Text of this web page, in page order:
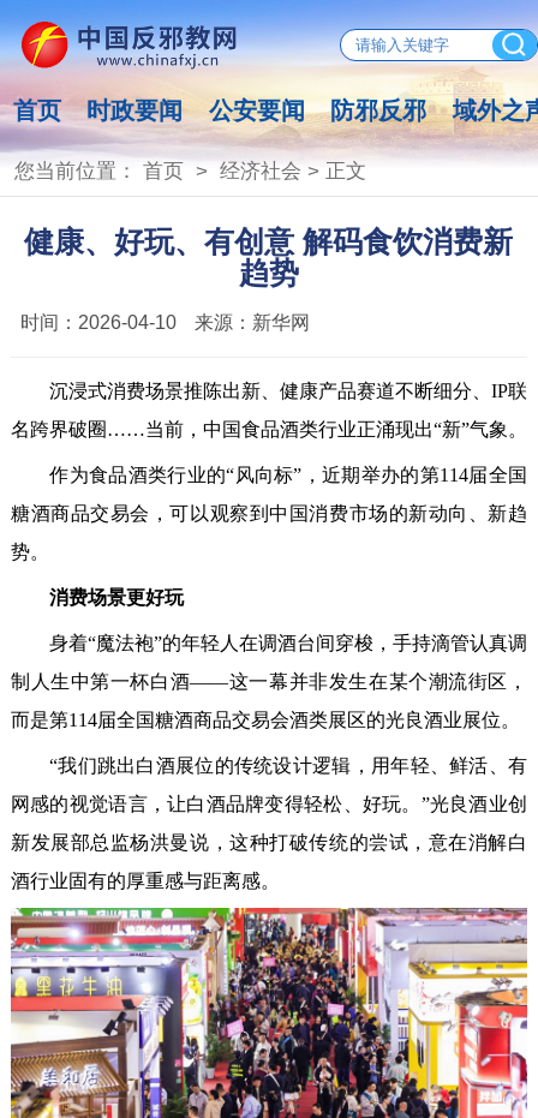
首页 时政要闻 公安要闻 防邪反邪 域外之
您当前位置： 首页> 经济社会 > 正文
健康、好玩、有创意 解码食饮消费新
趋势
时间： 2026-04-10 来源： 新华网
沉浸式消费场景推陈出新、健康产品赛道不断细分、IP联
名跨界破圈……当前，中国食品酒类行业正涌现出“新”气象。
作为食品酒类行业的“风向标”，近期举办的第114届全国
糖酒商品交易会，可以观察到中国消费市场的新动向、新趋
势。
消费场景更好玩
身着“魔法袍”的年轻人在调酒台间穿梭，手持滴管认真调
制人生中第一杯白酒——这一幕并非发生在某个潮流街区，
而是第114届全国糖酒商品交易会酒类展区的光良酒业展位。
“我们跳出白酒展位的传统设计逻辑，用年轻、鲜活、有
网感的视觉语言，让白酒品牌变得轻松、好玩。”光良酒业创
新发展部总监杨洪曼说，这种打破传统的尝试，意在消解白
酒行业固有的厚重感与距离感。